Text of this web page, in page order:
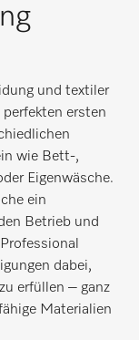
und textiler
ersten
wie Bett-,
Eigenwäsche.
ein
Betrieb und
dabei,
erfüllen – ganz
Materialien